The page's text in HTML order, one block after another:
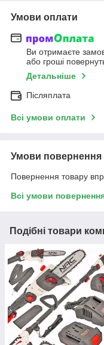
Умови оплати
Ви отримаєте
або гроші
Детальніше
Післяплата
Всі умови оплати
Умови повернення
Повернення товару
Всі умови
Подібні товари